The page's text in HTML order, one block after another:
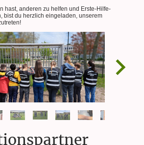
hast, anderen zu helfen und Erste-Hilfe-
bist du herzlich eingeladen, unserem